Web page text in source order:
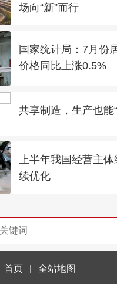
场向“新”而行
国家统计局：7月份
价格同比上涨0.5%
共享制造，生产也能
上半年我国经营主
续优化
首页 全站地图